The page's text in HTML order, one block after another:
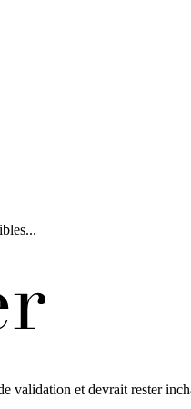
validation et devrait rester